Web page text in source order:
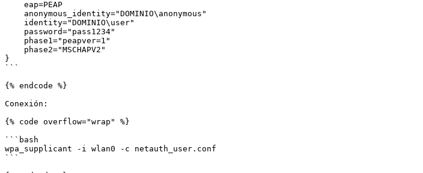
}
```
{% endcode %}
Conexión:
{% code overflow="wrap" %}
```bash
wpa_supplicant -i wlan0 -c netauth_user.conf
```